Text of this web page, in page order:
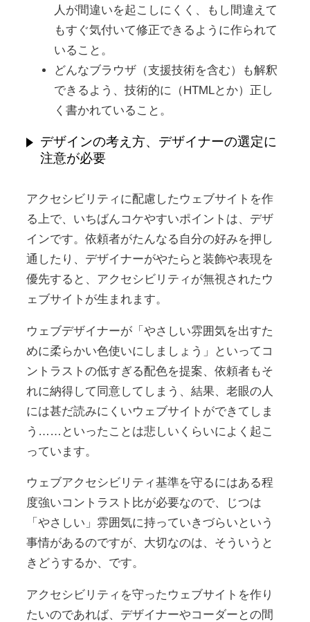
人が間違いを起こしにくく、もし間違えて
もすぐ気付いて修正できるように作られて
いること。
どんなブラウザ（支援技術を含む）も解釈
できるよう、技術的に（HTMLとか）正し
く書かれていること。
デザインの考え方、デザイナーの選定に
注意が必要
アクセシビリティに配慮したウェブサイトを作
る上で、いちばんコケやすいポイントは、デザ
インです。依頼者がたんなる自分の好みを押し
通したり、デザイナーがやたらと装飾や表現を
優先すると、アクセシビリティが無視されたウ
ェブサイトが生まれます。
ウェブデザイナーが「やさしい雰囲気を出すた
めに柔らかい色使いにしましょう」といってコ
ントラストの低すぎる配色を提案、依頼者もそ
れに納得して同意してしまう、結果、老眼の人
には甚だ読みにくいウェブサイトができてしま
う……といったことは悲しいくらいによく起こ
っています。
ウェブアクセシビリティ基準を守るにはある程
度強いコントラスト比が必要なので、じつは
「やさしい」雰囲気に持っていきづらいという
事情があるのですが、大切なのは、そういうと
きどうするか、です。
アクセシビリティを守ったウェブサイトを作り
たいのであれば、デザイナーやコーダーとの間